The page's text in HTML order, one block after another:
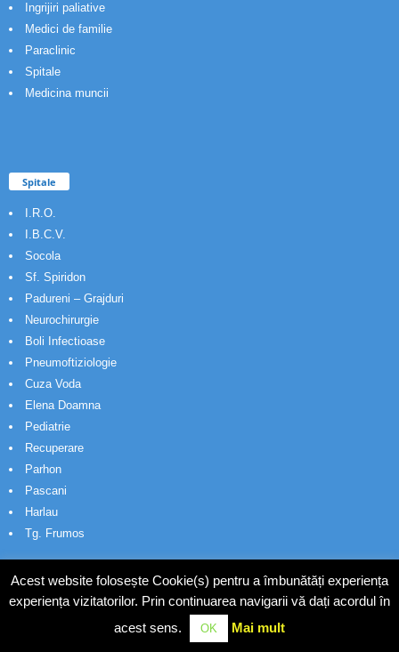
Ingrijiri paliative
Medici de familie
Paraclinic
Spitale
Medicina muncii
Spitale
I.R.O.
I.B.C.V.
Socola
Sf. Spiridon
Padureni – Grajduri
Neurochirurgie
Boli Infectioase
Pneumoftiziologie
Cuza Voda
Elena Doamna
Pediatrie
Recuperare
Parhon
Pascani
Harlau
Tg. Frumos
© Wakatech
Acest website folosește Cookie(s) pentru a îmbunătăți experiența
experiența vizitatorilor. Prin continuarea navigarii vă dați acordul în
acest sens.
OK Mai mult